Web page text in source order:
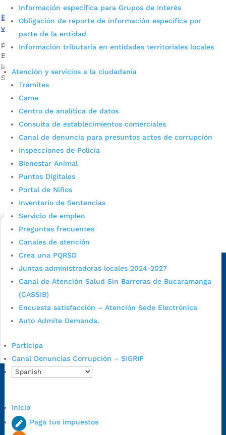
Información específica para Grupos de Interés
Obligación de reporte de información específica por
parte de la entidad
Información tributaria en entidades territoriales locales
Atención y servicios a la ciudadanía
Trámites
Came
Centro de analítica de datos
Consulta de establecimientos comerciales
Canal de denuncia para presuntos actos de corrupción
Inspecciones de Policía
Bienestar Animal
Puntos Digitales
Portal de Niños
Inventario de Sentencias
Servicio de empleo
Preguntas frecuentes
Canales de atención
Crea una PQRSD
Juntas administradoras locales 2024-2027
Canal de Atención Salud Sin Barreras de Bucaramanga
(CASSIB)
Encuesta satisfacción – Atención Sede Electrónica
Auto Admite Demanda.
Participa
Canal Denuncias Corrupción – SIGRIP
Inicio
Paga tus impuestos
Bucaramanga inauguró el primer centro comercial
violeta, un espacio seguro para mujeres
por Camila Camacho|Jun 2, 2023|Noticias
Bucaramanga inauguró el primer centro comercial violeta en
la ciudad como parte de la estrategia «BGA Violeta Espacios
Seguros».
Cupos Escolares Bucaramanga 2022
Consulta aqui los pasos para inscribirse y solicitar un
cupo escolar en los colegios oficiales de
Bucaramanga.
Alcaldía de Bucaramanga
Sede principal
Dirección Fase II:
Colombia